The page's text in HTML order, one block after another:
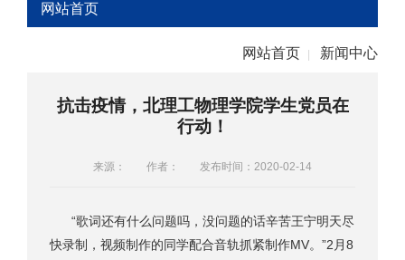
网站首页
网站首页 新闻中心
抗击疫情，北理工物理学院学生党员在
行动！
来源： 作者： 发布时间：2020-02-14
“歌词还有什么问题吗，没问题的话辛苦王宁明天尽
快录制，视频制作的同学配合音轨抓紧制作MV。”2月8